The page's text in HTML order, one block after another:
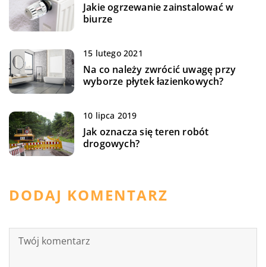
Jakie ogrzewanie zainstalować w
biurze
15 lutego 2021
Na co należy zwrócić uwagę przy
wyborze płytek łazienkowych?
10 lipca 2019
Jak oznacza się teren robót
drogowych?
DODAJ KOMENTARZ